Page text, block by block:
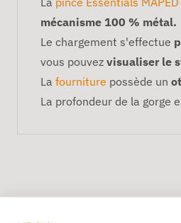
mécanisme 100 % métal.
Le chargement s'effectue
vous pouvez visualiser le
La fourniture possède un
La profondeur de la gorge